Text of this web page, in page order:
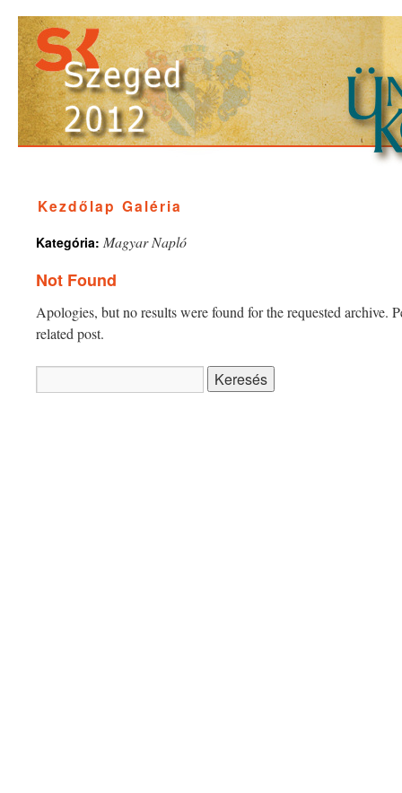
Kezdőlap Galéria
Kategória: Magyar Napló
Not Found
Apologies, but no results were found for the requested archive.
related post.